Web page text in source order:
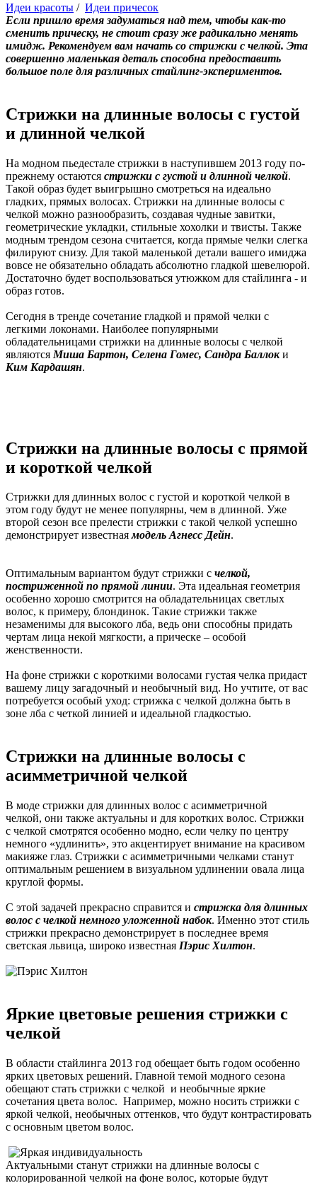
Идеи красоты / Идеи причесок
Если пришло время задуматься над тем, чтобы как-то
сменить прическу, не стоит сразу же радикально менять
имидж. Рекомендуем вам начать со стрижки с челкой. Эта
совершенно маленькая деталь способна предоставить
большое поле для различных стайлинг-экспериментов.
Стрижки на длинные волосы с густой
и длинной челкой
На модном пьедестале стрижки в наступившем 2013 году по-
прежнему остаются стрижки с густой и длинной челкой.
Такой образ будет выигрышно смотреться на идеально
гладких, прямых волосах. Стрижки на длинные волосы с
челкой можно разнообразить, создавая чудные завитки,
геометрические укладки, стильные хохолки и твисты. Также
модным трендом сезона считается, когда прямые челки слегка
филируют снизу. Для такой маленькой детали вашего имиджа
вовсе не обязательно обладать абсолютно гладкой шевелюрой.
Достаточно будет воспользоваться утюжком для стайлинга - и
образ готов.
Сегодня в тренде сочетание гладкой и прямой челки с
легкими локонами. Наиболее популярными
обладательницами стрижки на длинные волосы с челкой
являются Миша Бартон, Селена Гомес, Сандра Баллоки
Ким Кардашян.
Стрижки на длинные волосы с прямой
и короткой челкой
Стрижки для длинных волос с густой и короткой челкой в
этом году будут не менее популярны, чем в длинной. Уже
второй сезон все прелести стрижки с такой челкой успешно
демонстрирует известнаямодель Агнесс Дейн.
Оптимальным вариантом будут стрижки с челкой,
постриженной по прямой линии. Эта идеальная геометрия
особенно хорошо смотрится на обладательницах светлых
волос, к примеру, блондинок. Такие стрижки также
незаменимы для высокого лба, ведь они способны придать
чертам лица некой мягкости, а прическе – особой
женственности.
На фоне стрижки с короткими волосами густая челка придаст
вашему лицу загадочный и необычный вид. Но учтите, от вас
потребуется особый уход: стрижка с челкой должна быть в
зоне лба с четкой линией и идеальной гладкостью.
Стрижки на длинные волосы с
асимметричной челкой
В моде стрижки для длинных волос с асимметричной
челкой, они также актуальны и для коротких волос. Стрижки
с челкой смотрятся особенно модно, если челку по центру
немного «удлинить», это акцентирует внимание на красивом
макияже глаз. Стрижки с асимметричными челками станут
оптимальным решением в визуальном удлинении овала лица
круглой формы.
С этой задачей прекрасно справится и стрижка для длинных
волос с челкой немного уложенной набок. Именно этот стиль
стрижки прекрасно демонстрирует в последнее время
светская львица, широко известная Пэрис Хилтон.
Яркие цветовые решения стрижки с
челкой
В области стайлинга 2013 год обещает быть годом особенно
ярких цветовых решений. Главной темой модного сезона
обещают стать стрижки с челкой и необычные яркие
сочетания цвета волос. Например, можно носить стрижки с
яркой челкой, необычных оттенков, что будут контрастировать
с основным цветом волос.
Актуальными станут стрижки на длинные волосы с
колорированной челкой на фоне волос, которые будут